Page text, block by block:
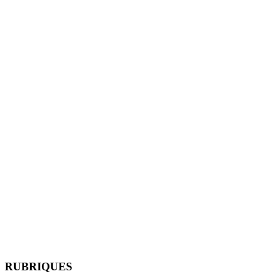
RUBRIQUES